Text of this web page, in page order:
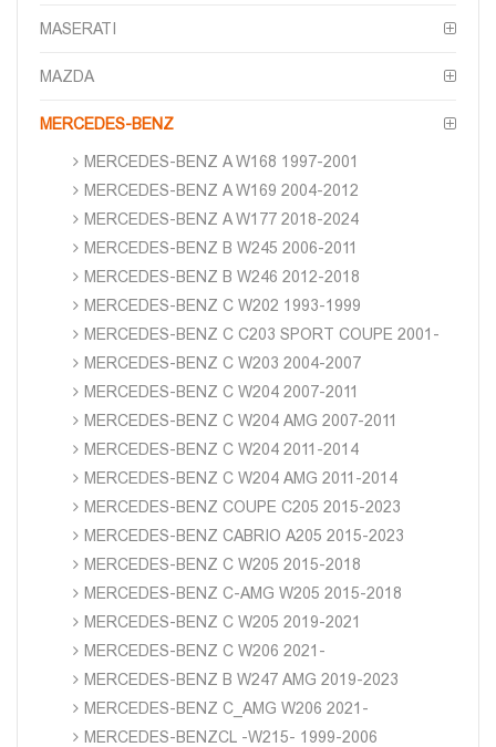
MASERATI
MAZDA
MERCEDES-BENZ
MERCEDES-BENZ A W168 1997-2001
MERCEDES-BENZ A W169 2004-2012
MERCEDES-BENZ A W177 2018-2024
MERCEDES-BENZ B W245 2006-2011
MERCEDES-BENZ B W246 2012-2018
MERCEDES-BENZ C W202 1993-1999
MERCEDES-BENZ C C203 SPORT COUPE 2001-
MERCEDES-BENZ C W203 2004-2007
MERCEDES-BENZ C W204 2007-2011
MERCEDES-BENZ C W204 AMG 2007-2011
MERCEDES-BENZ C W204 2011-2014
MERCEDES-BENZ C W204 AMG 2011-2014
MERCEDES-BENZ COUPE C205 2015-2023
MERCEDES-BENZ CABRIO A205 2015-2023
MERCEDES-BENZ C W205 2015-2018
MERCEDES-BENZ C-AMG W205 2015-2018
MERCEDES-BENZ C W205 2019-2021
MERCEDES-BENZ C W206 2021-
MERCEDES-BENZ B W247 AMG 2019-2023
MERCEDES-BENZ C_AMG W206 2021-
MERCEDES-BENZCL -W215- 1999-2006